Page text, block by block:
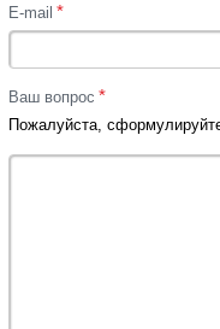
E-mail *
Ваш вопрос *
Пожалуйста,